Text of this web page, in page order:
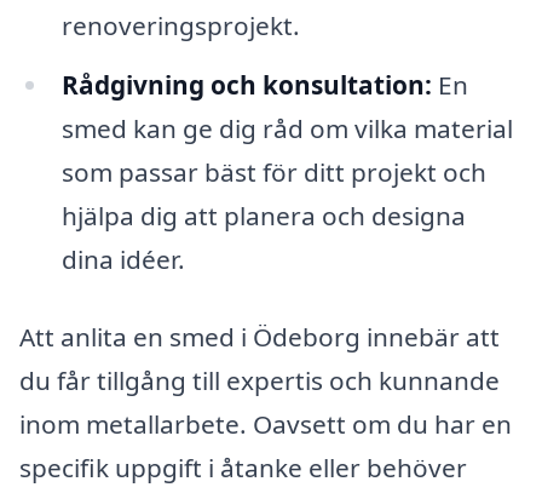
renoveringsprojekt.
Rådgivning och konsultation: En
smed kan ge dig råd om vilka material
som passar bäst för ditt projekt och
hjälpa dig att planera och designa
dina idéer.
Att anlita en smed i Ödeborg innebär att
du får tillgång till expertis och kunnande
inom metallarbete. Oavsett om du har en
specifik uppgift i åtanke eller behöver